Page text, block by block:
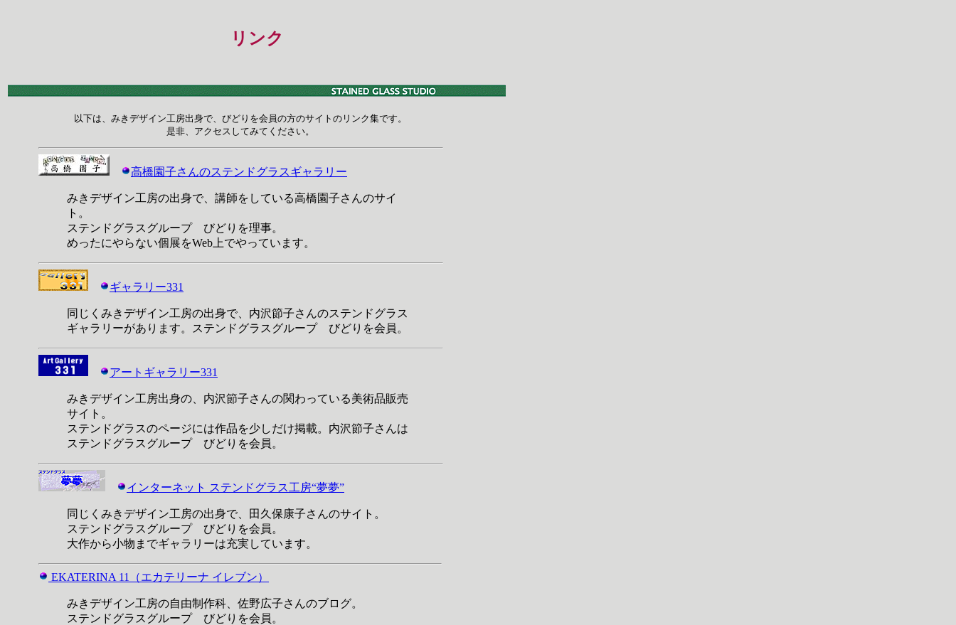
リンク
以下は、みきデザイン工房出身で、びどりを会員の方のサイトのリンク集です。
是非、アクセスしてみてください。
高橋園子さんのステンドグラスギャラリー
みきデザイン工房の出身で、講師をしている高橋園子さんのサイ
ト。
ステンドグラスグループ びどりを理事。
めったにやらない個展をWeb上でやっています。
ギャラリー331
同じくみきデザイン工房の出身で、内沢節子さんのステンドグラス
ギャラリーがあります。ステンドグラスグループ びどりを会員。
アートギャラリー331
みきデザイン工房出身の、内沢節子さんの関わっている美術品販売
サイト。
ステンドグラスのページには作品を少しだけ掲載。内沢節子さんは
ステンドグラスグループ びどりを会員。
インターネット ステンドグラス工房“夢夢”
同じくみきデザイン工房の出身で、田久保康子さんのサイト。
ステンドグラスグループ びどりを会員。
大作から小物までギャラリーは充実しています。
EKATERINA 11（エカテリーナ イレブン）
みきデザイン工房の自由制作科、佐野広子さんのブログ。
ステンドグラスグループ びどりを会員。